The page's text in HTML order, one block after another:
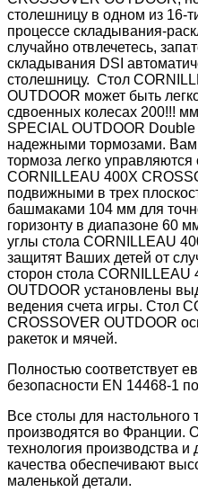
столешницу в одном из 16-
процессе складывания-
случайно отвлечетесь,
складывания DSI
столешницу. Стол
OUTDOOR может быть
сдвоенных колесах 200!!!
SPECIAL OUTDOOR
надежными тормозами. Вам
тормоза легко
CORNILLEAU 400X
подвижными в трех
башмаками 104 мм для
горизонту в диапазоне 60
углы стола CORNILLEAU
защитят Ваших детей от
сторон стола
OUTDOOR установлены
ведения счета игры. Стол
CROSSOVER OUTDOOR
ракеток и мячей.
Полностью соответствует
безопасности EN 14468-1
Все столы для настольного
производятся во Франции.
технология производства
качества обеспечивают
маленькой детали.